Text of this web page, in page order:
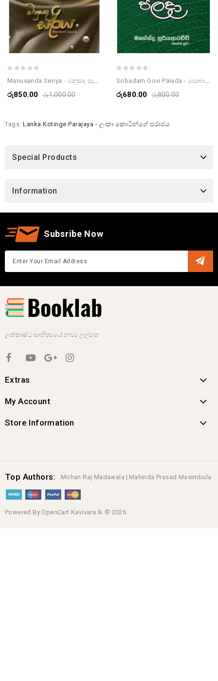
රු850.00 රු1,000.00 රු680.00 රු800.00
Tags: Lanka Kotinge Parajaya - ලංකා කොටින්ගේ පරාජය
Special Products
Information
Subsribe Now
උත්කෘෂ්ට සාහිත්‍යයේ නව්‍ය උල්පත
Extras
My Account
Store Information
Top Authors: Mohan Raj Madawala | Mahinda Prasad Masimbula
Powered By OpenCart Kavivara.lk © 2026